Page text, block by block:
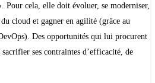
Pour cela, elle doit évoluer, se moderniser,
cloud et gagner en agilité (grâce au
Des opportunités qui lui procurent
ses contraintes d’efficacité, de